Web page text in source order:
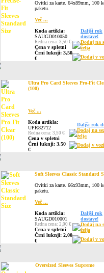
Ovitki za karte. 64x89mm, 100
paketu.
Več ...
Koda artikla:
SAUGD010050
Redna cena: 3,50 €
Cena v spletni
Črni luknji: 3,50
€
Daljši rok
dostave!
Dodaj na
želja
Dodaj v
Ultra Pro Card Sleeves Pro-Fit
(100)
Več ...
Koda artikla:
UPR82712
Redna cena: 3,50 €
Cena v spletni
Črni luknji: 3,50
€
Daljši rok
Dodaj na
želja
Dodaj v
Soft Sleeves Classic Standard
Ovitki za karte. 66x93mm, 100
paketu.
Več ...
Koda artikla:
SAUGD010001
Redna cena: 2,00 €
Cena v spletni
Črni luknji: 2,00
€
Daljši rok
dostave!
Dodaj na
želja
Dodaj v
Oversized Sleeves Supreme